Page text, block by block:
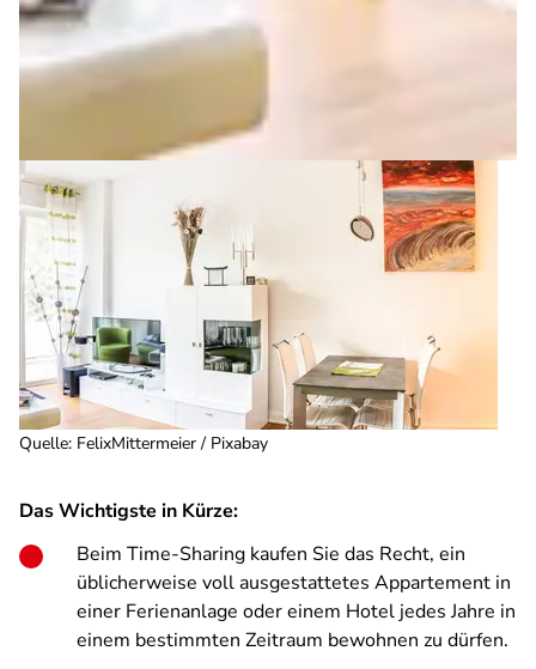
Quelle: FelixMittermeier / Pixabay
Das Wichtigste in Kürze:
Beim Time-Sharing kaufen Sie das Recht, ein
üblicherweise voll ausgestattetes Appartement in
einer Ferienanlage oder einem Hotel jedes Jahre in
einem bestimmten Zeitraum bewohnen zu dürfen.